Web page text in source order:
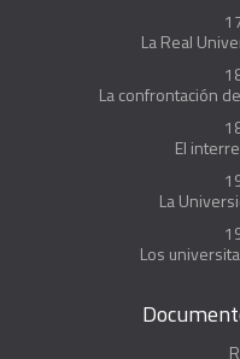
La Real
La confrontación
El
La
Los